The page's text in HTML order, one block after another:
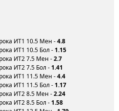
ИТ1 10.5 Мен -4.8
ИТ1 10.5 Бол - 1.15
ИТ2 7.5 Мен -2.7
ИТ2 7.5 Бол - 1.41
ИТ1 11.5 Мен -4.4
ИТ1 11.5 Бол - 1.17
ИТ2 8.5 Мен -2.24
ИТ2 8.5 Бол - 1.58